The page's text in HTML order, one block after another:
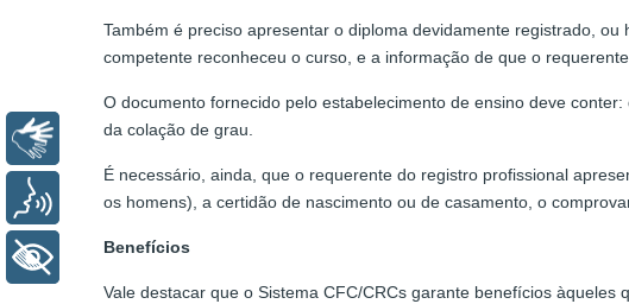
Também é preciso apresentar o diploma devidamente registrado,
competente reconheceu o curso, e a informação de que o
O documento fornecido pelo estabelecimento de ensino deve
da colação de grau.
É necessário, ainda, que o requerente do registro profissional
os homens), a certidão de nascimento ou de casamento, o
Benefícios
Vale destacar que o Sistema CFC/CRCs garante benefícios
Libras
Voz
+ Acessibilidade